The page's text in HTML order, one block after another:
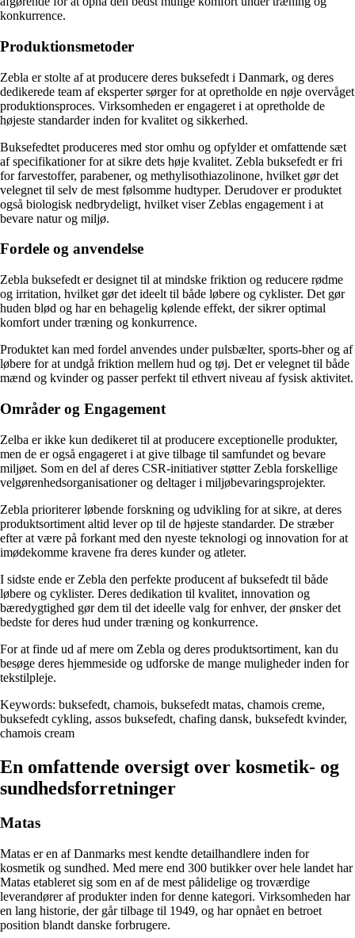
konkurrence.
Produktionsmetoder
Zebla er stolte af at producere deres buksefedt i Danmark, og deres
dedikerede team af eksperter sørger for at opretholde en nøje overvåget
produktionsproces. Virksomheden er engageret i at opretholde de
højeste standarder inden for kvalitet og sikkerhed.
Buksefedtet produceres med stor omhu og opfylder et omfattende sæt
af specifikationer for at sikre dets høje kvalitet. Zebla buksefedt er fri
for farvestoffer, parabener, og methylisothiazolinone, hvilket gør det
velegnet til selv de mest følsomme hudtyper. Derudover er produktet
også biologisk nedbrydeligt, hvilket viser Zeblas engagement i at
bevare natur og miljø.
Fordele og anvendelse
Zebla buksefedt er designet til at mindske friktion og reducere rødme
og irritation, hvilket gør det ideelt til både løbere og cyklister. Det gør
huden blød og har en behagelig kølende effekt, der sikrer optimal
komfort under træning og konkurrence.
Produktet kan med fordel anvendes under pulsbælter, sports-bher og af
løbere for at undgå friktion mellem hud og tøj. Det er velegnet til både
mænd og kvinder og passer perfekt til ethvert niveau af fysisk aktivitet.
Områder og Engagement
Zelba er ikke kun dedikeret til at producere exceptionelle produkter,
men de er også engageret i at give tilbage til samfundet og bevare
miljøet. Som en del af deres CSR-initiativer støtter Zebla forskellige
velgørenhedsorganisationer og deltager i miljøbevaringsprojekter.
Zebla prioriterer løbende forskning og udvikling for at sikre, at deres
produktsortiment altid lever op til de højeste standarder. De stræber
efter at være på forkant med den nyeste teknologi og innovation for at
imødekomme kravene fra deres kunder og atleter.
I sidste ende er Zebla den perfekte producent af buksefedt til både
løbere og cyklister. Deres dedikation til kvalitet, innovation og
bæredygtighed gør dem til det ideelle valg for enhver, der ønsker det
bedste for deres hud under træning og konkurrence.
For at finde ud af mere om Zebla og deres produktsortiment, kan du
besøge deres hjemmeside og udforske de mange muligheder inden for
tekstilpleje.
Keywords: buksefedt, chamois, buksefedt matas, chamois creme,
buksefedt cykling, assos buksefedt, chafing dansk, buksefedt kvinder,
chamois cream
En omfattende oversigt over kosmetik- og
sundhedsforretninger
Matas
Matas er en af Danmarks mest kendte detailhandlere inden for
kosmetik og sundhed. Med mere end 300 butikker over hele landet har
Matas etableret sig som en af de mest pålidelige og troværdige
leverandører af produkter inden for denne kategori. Virksomheden har
en lang historie, der går tilbage til 1949, og har opnået en betroet
position blandt danske forbrugere.